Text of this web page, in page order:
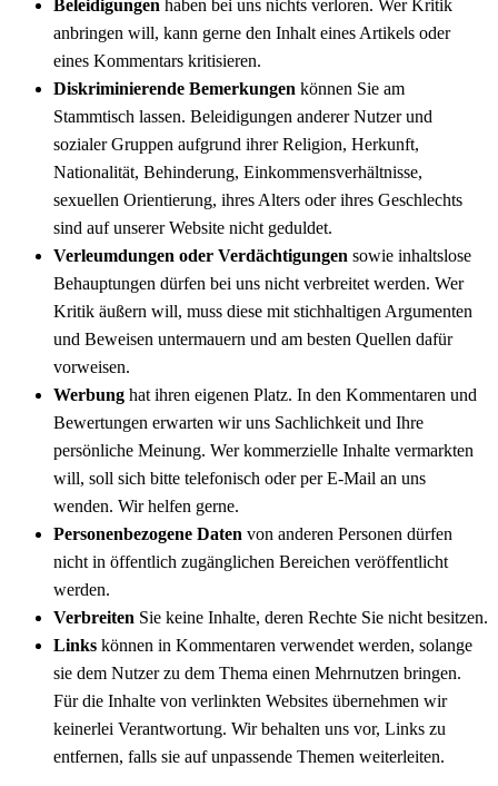
Beleidigungen haben bei uns nichts verloren. Wer Kritik
anbringen will, kann gerne den Inhalt eines Artikels oder
eines Kommentars kritisieren.
Diskriminierende Bemerkungen können Sie am
Stammtisch lassen. Beleidigungen anderer Nutzer und
sozialer Gruppen aufgrund ihrer Religion, Herkunft,
Nationalität, Behinderung, Einkommensverhältnisse,
sexuellen Orientierung, ihres Alters oder ihres Geschlechts
sind auf unserer Website nicht geduldet.
Verleumdungen oder Verdächtigungen sowie inhaltslose
Behauptungen dürfen bei uns nicht verbreitet werden. Wer
Kritik äußern will, muss diese mit stichhaltigen Argumenten
und Beweisen untermauern und am besten Quellen dafür
vorweisen.
Werbung hat ihren eigenen Platz. In den Kommentaren und
Bewertungen erwarten wir uns Sachlichkeit und Ihre
persönliche Meinung. Wer kommerzielle Inhalte vermarkten
will, soll sich bitte telefonisch oder per E-Mail an uns
wenden. Wir helfen gerne.
Personenbezogene Daten von anderen Personen dürfen
nicht in öffentlich zugänglichen Bereichen veröffentlicht
werden.
Verbreiten Sie keine Inhalte, deren Rechte Sie nicht besitzen.
Links können in Kommentaren verwendet werden, solange
sie dem Nutzer zu dem Thema einen Mehrnutzen bringen.
Für die Inhalte von verlinkten Websites übernehmen wir
keinerlei Verantwortung. Wir behalten uns vor, Links zu
entfernen, falls sie auf unpassende Themen weiterleiten.